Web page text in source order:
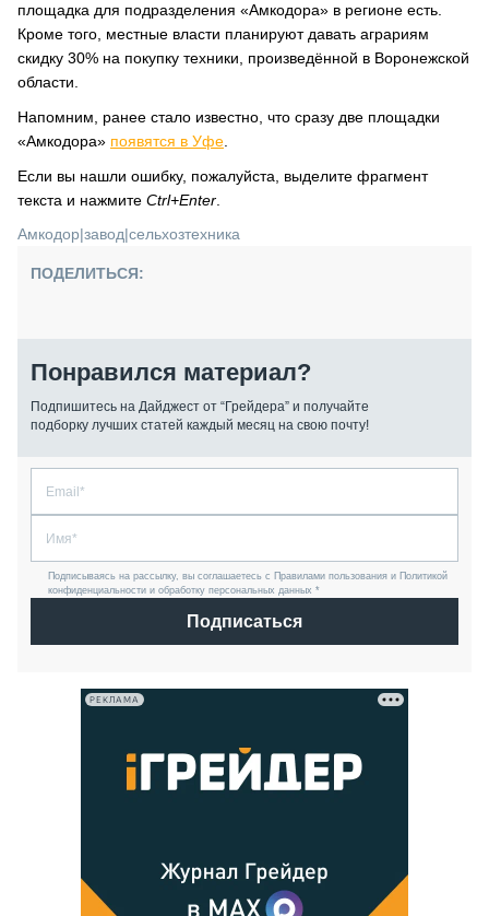
площадка для подразделения «Амкодора» в регионе есть.
Кроме того, местные власти планируют давать аграриям
скидку 30% на покупку техники, произведённой в Воронежской
области.
Напомним, ранее стало известно, что сразу две площадки
«Амкодора» появятся в Уфе
Если вы нашли ошибку, пожалуйста, выделите фрагмент
текста и нажмите Ctrl+Enter
Амкодор|завод|сельхозтехника
ПОДЕЛИТЬСЯ:
Понравился материал?
Подпишитесь на Дайджест от “Грейдера” и получайте
подборку лучших статей каждый месяц на свою почту!
Подписываясь на рассылку, вы соглашаетесь с Правилами пользования и Политикой
конфиденциальности и обработку персональных данных *
Подписаться
РЕКЛАМА